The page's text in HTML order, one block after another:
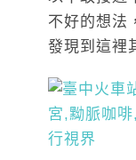
不好的想法
發現到這裡